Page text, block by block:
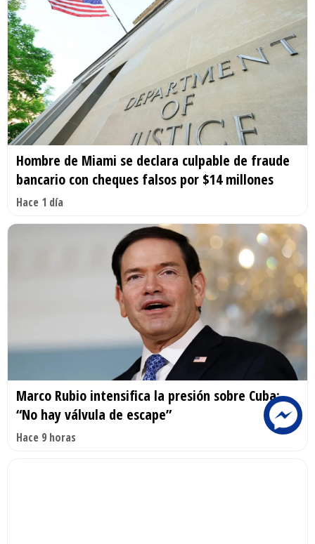
Hombre de Miami se declara culpable de fraude
bancario con cheques falsos por $14 millones
Hace 1 día
Marco Rubio intensifica la presión sobre Cuba:
“No hay válvula de escape”
Hace 9 horas